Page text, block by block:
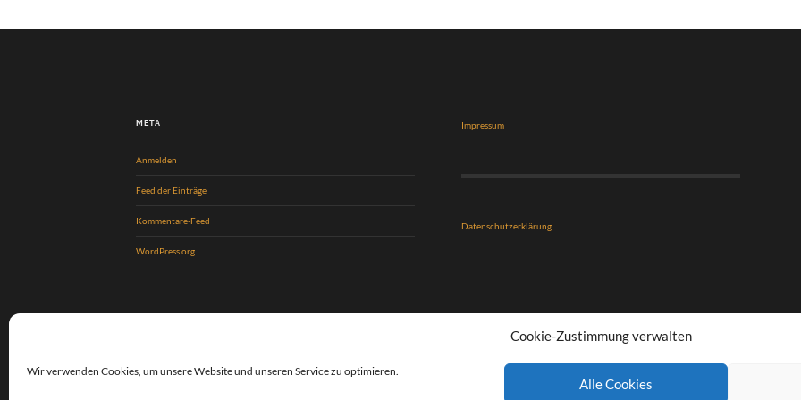
Cookie-Zustimmung verwalten
Wir verwenden Cookies, um unsere Website und unseren Service zu optimieren.
Alle Cookies
META
Anmelden
Feed der Einträge
Kommentare-Feed
WordPress.org
Impressum
Datenschutzerklärung
© 2026 KOLPINGSFAMILIE GREFFEN